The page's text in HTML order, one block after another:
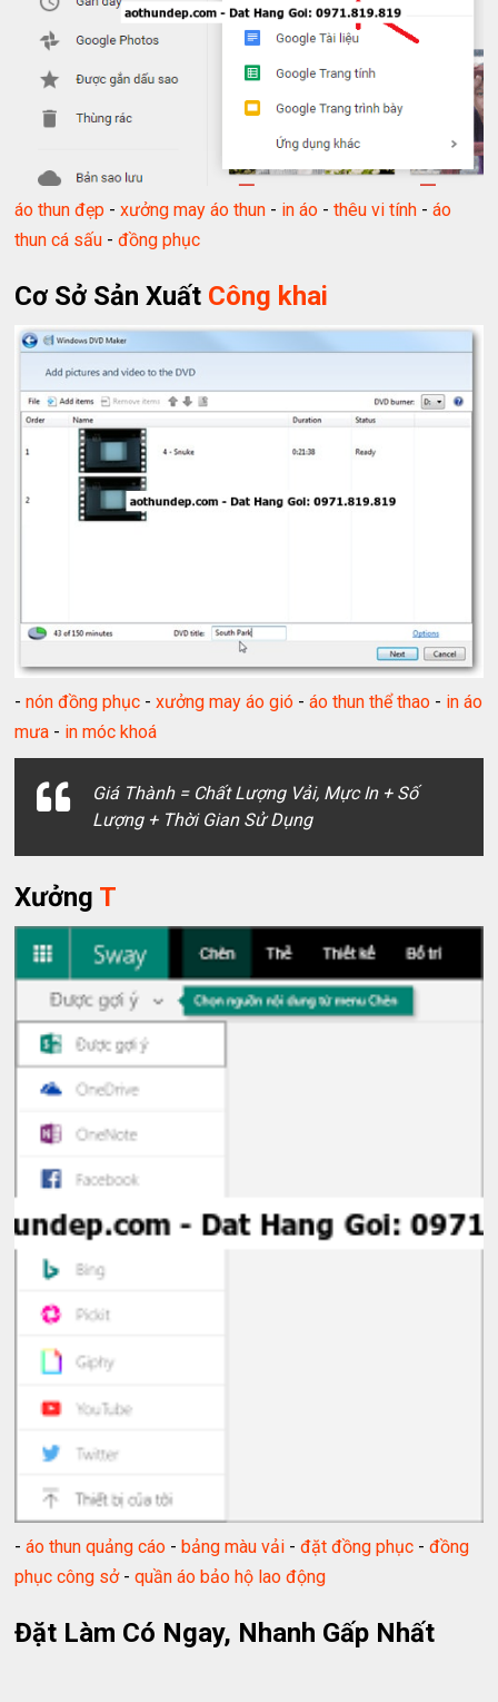
áo thun đẹp -xưởng may áo thun - in áo -thêu vi tính -áo
thun cá sấu -đồng phục
Cơ Sở Sản Xuất Công khai
-nón đồng phục -xưởng may áo gió -áo thun thể thao - in áo
mưa - in móc khoá
Giá Thành = Chất Lượng Vải, Mực In + Số
Lượng + Thời Gian Sử Dụng
Xưởng T
-áo thun quảng cáo -bảng màu vải -đặt đồng phục -đồng
phục công sở-quần áo bảo hộ lao động
Đặt Làm Có Ngay, Nhanh Gấp Nhất